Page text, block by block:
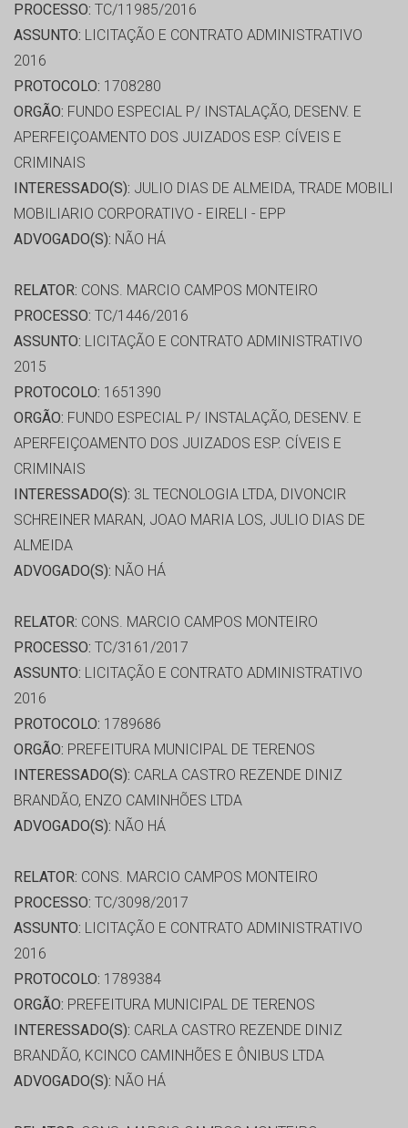
PROCESSO: TC/11985/2016
ASSUNTO: LICITAÇÃO E CONTRATO ADMINISTRATIVO
2016
PROTOCOLO: 1708280
ORGÃO: FUNDO ESPECIAL P/ INSTALAÇÃO, DESENV. E
APERFEIÇOAMENTO DOS JUIZADOS ESP. CÍVEIS E
CRIMINAIS
INTERESSADO(S): JULIO DIAS DE ALMEIDA, TRADE MOBILI
MOBILIARIO CORPORATIVO - EIRELI - EPP
ADVOGADO(S): NÃO HÁ
RELATOR: CONS. MARCIO CAMPOS MONTEIRO
PROCESSO: TC/1446/2016
ASSUNTO: LICITAÇÃO E CONTRATO ADMINISTRATIVO
2015
PROTOCOLO: 1651390
ORGÃO: FUNDO ESPECIAL P/ INSTALAÇÃO, DESENV. E
APERFEIÇOAMENTO DOS JUIZADOS ESP. CÍVEIS E
CRIMINAIS
INTERESSADO(S): 3L TECNOLOGIA LTDA, DIVONCIR
SCHREINER MARAN, JOAO MARIA LOS, JULIO DIAS DE
ALMEIDA
ADVOGADO(S): NÃO HÁ
RELATOR: CONS. MARCIO CAMPOS MONTEIRO
PROCESSO: TC/3161/2017
ASSUNTO: LICITAÇÃO E CONTRATO ADMINISTRATIVO
2016
PROTOCOLO: 1789686
ORGÃO: PREFEITURA MUNICIPAL DE TERENOS
INTERESSADO(S): CARLA CASTRO REZENDE DINIZ
BRANDÃO, ENZO CAMINHÕES LTDA
ADVOGADO(S): NÃO HÁ
RELATOR: CONS. MARCIO CAMPOS MONTEIRO
PROCESSO: TC/3098/2017
ASSUNTO: LICITAÇÃO E CONTRATO ADMINISTRATIVO
2016
PROTOCOLO: 1789384
ORGÃO: PREFEITURA MUNICIPAL DE TERENOS
INTERESSADO(S): CARLA CASTRO REZENDE DINIZ
BRANDÃO, KCINCO CAMINHÕES E ÔNIBUS LTDA
ADVOGADO(S): NÃO HÁ